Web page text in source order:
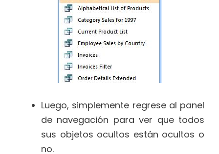
Luego, simplemente regrese al panel
de navegación para ver que todos
sus objetos ocultos están ocultos o
no.